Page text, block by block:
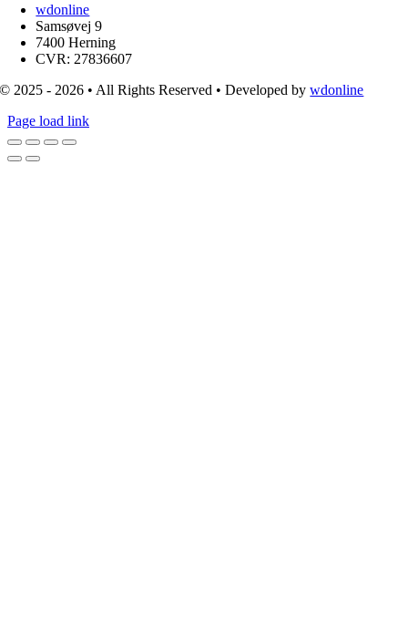
wdonline
Samsøvej 9
7400 Herning
CVR: 27836607
© 2025 - 2026 • All Rights Reserved • Developed bywdonline
Page load link